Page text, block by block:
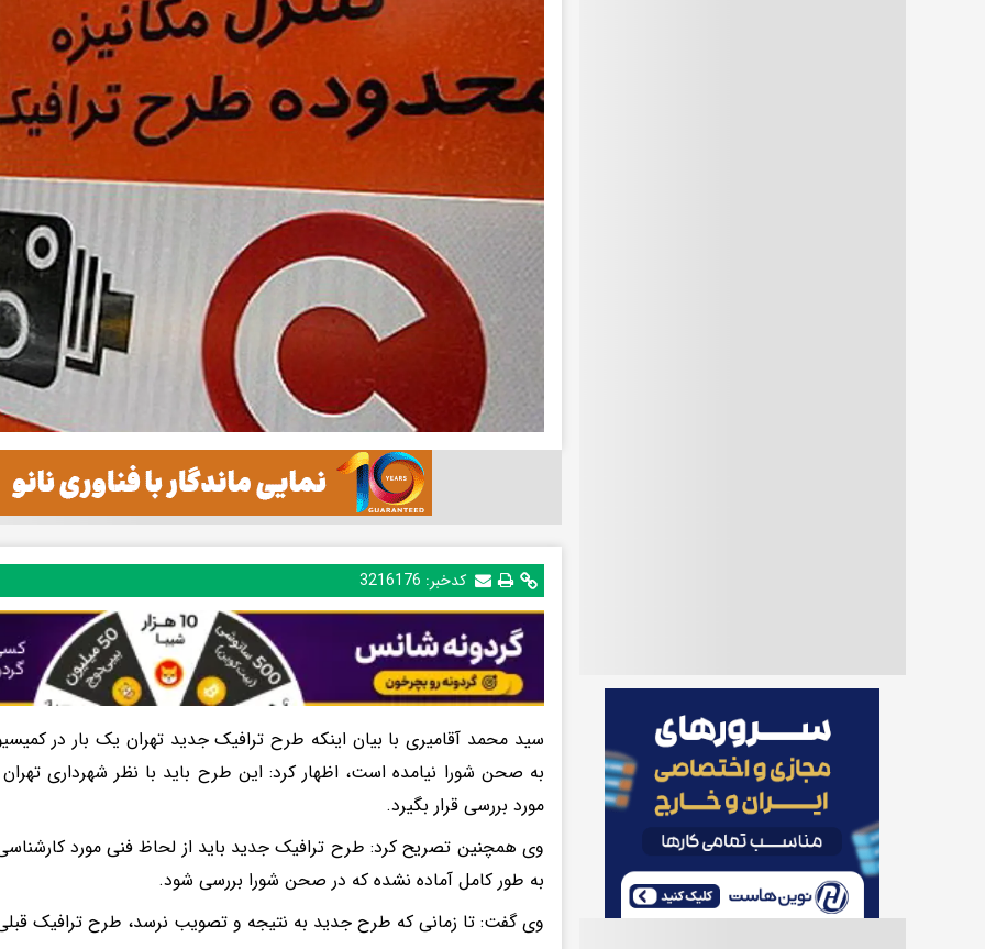
کدخبر: 3216176
سید محمد آقامیری با بیان اینکه طرح ترافیک جدید تهران یک بار در
به صحن شورا نیامده است، اظهار کرد: این طرح باید با نظر شهرداری
مورد بررسی قرار بگیرد.
وی همچنین تصریح کرد: طرح ترافیک جدید باید از لحاظ فنی مورد کارشناسی و
به طور کامل آماده نشده که در صحن شورا بررسی شود.
وی گفت: تا زمانی که طرح جدید به نتیجه و تصویب نرسد، طرح ترافیک